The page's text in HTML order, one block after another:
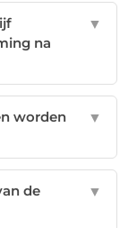
na
▼
worden
▼
de
▼